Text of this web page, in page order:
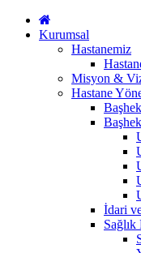
Kurumsal
Hastanemiz
Misyon &
Hastane
İdari